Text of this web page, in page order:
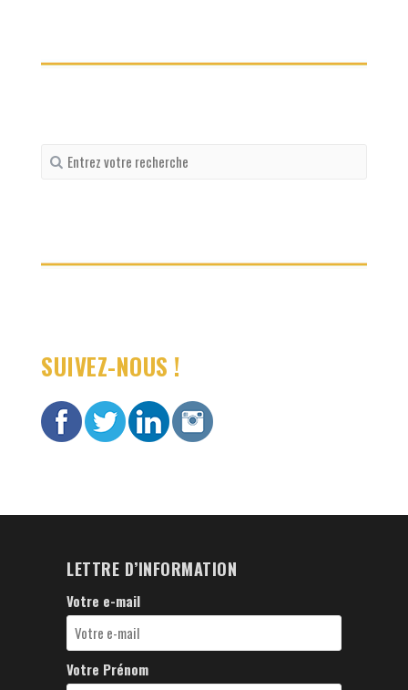
Recherche
pour
SUIVEZ-NOUS !
LETTRE D’INFORMATION
Votre e-mail
Votre Prénom